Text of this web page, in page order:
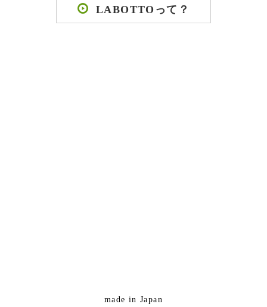
LABOTTOって？
made in Japan